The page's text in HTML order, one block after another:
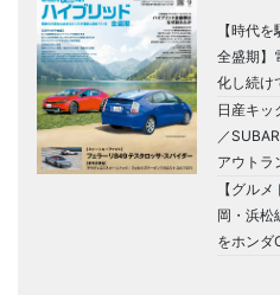
【時代
全盛期】
化し続け
日産キッ
／
アウトラ
【グル
岡・浜松
をホンダ